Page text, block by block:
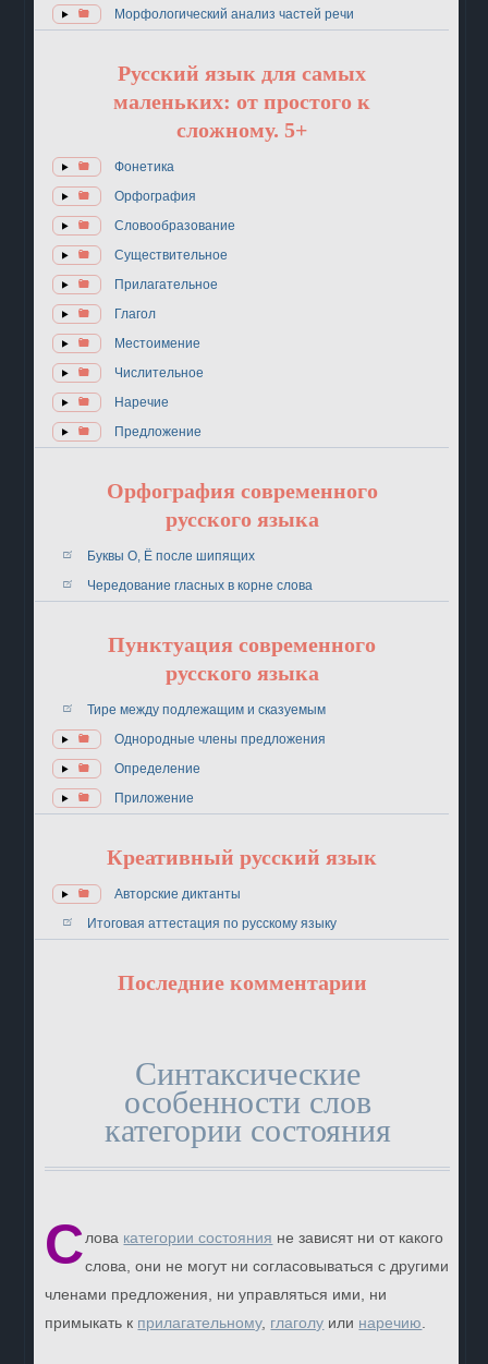
Морфологический анализ частей речи
Русский язык для самых
маленьких: от простого к
сложному. 5+
Фонетика
Орфография
Словообразование
Существительное
Прилагательное
Глагол
Местоимение
Числительное
Наречие
Предложение
Орфография современного
русского языка
Буквы О, Ё после шипящих
Чередование гласных в корне слова
Пунктуация современного
русского языка
Тире между подлежащим и сказуемым
Однородные члены предложения
Определение
Приложение
Креативный русский язык
Авторские диктанты
Итоговая аттестация по русскому языку
Последние комментарии
Синтаксические
особенности слов
категории состояния
Слова категории состояния не зависят ни от какого
слова, они не могут ни согласовываться с другими
членами предложения, ни управляться ими, ни
примыкать к прилагательному, глаголу или наречию